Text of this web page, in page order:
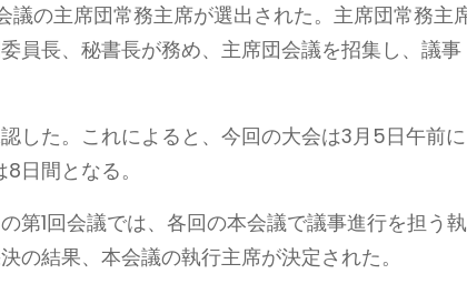
の主席団常務主席が選出された。主席団常務主
員長、秘書長が務め、主席団会議を招集し、議事
した。これによると、今回の大会は3月5日午前に
日間となる。
第1回会議では、各回の本会議で議事進行を担う執
の結果、本会議の執行主席が決定された。